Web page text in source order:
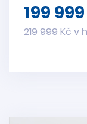
199
219 999 Kč v